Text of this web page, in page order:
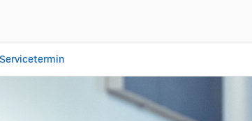
Liebhaber GmbH
Servicetermin